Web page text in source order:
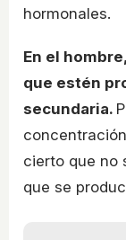
hormonales.
En el
que estén
secundaria.
cierto que no
que se